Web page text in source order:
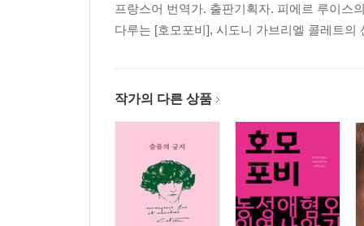
프랑스어 번역가. 출판기획자. 피에르 루이스
다루는 [호모포비], 시도니 가브리엘 콜레트의
작가의 다른 상품